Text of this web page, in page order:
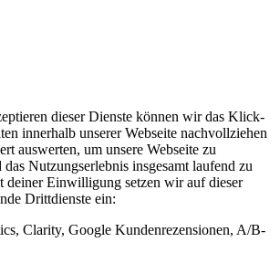
dieser Dienste können wir das Klick-
innerhalb unserer Webseite nachvollziehen
auswerten, um unsere Webseite zu
Nutzungserlebnis insgesamt laufend zu
deiner Einwilligung setzen wir auf dieser
Drittdienste ein:
Clarity, Google Kundenrezensionen, A/B-